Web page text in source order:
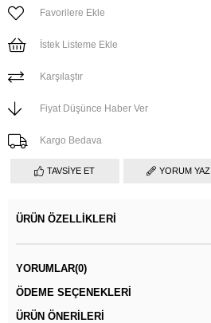
Favorilere Ekle
İstek Listeme Ekle
Karşılaştır
Fiyat Düşünce Haber Ver
Kargo Bedava
TAVSIYE ET YORUM YAZ
ÜRÜN ÖZELLIKLERI
YORUMLAR(0)
ÖDEME SEÇENEKLERI
ÜRÜN ÖNERILERI